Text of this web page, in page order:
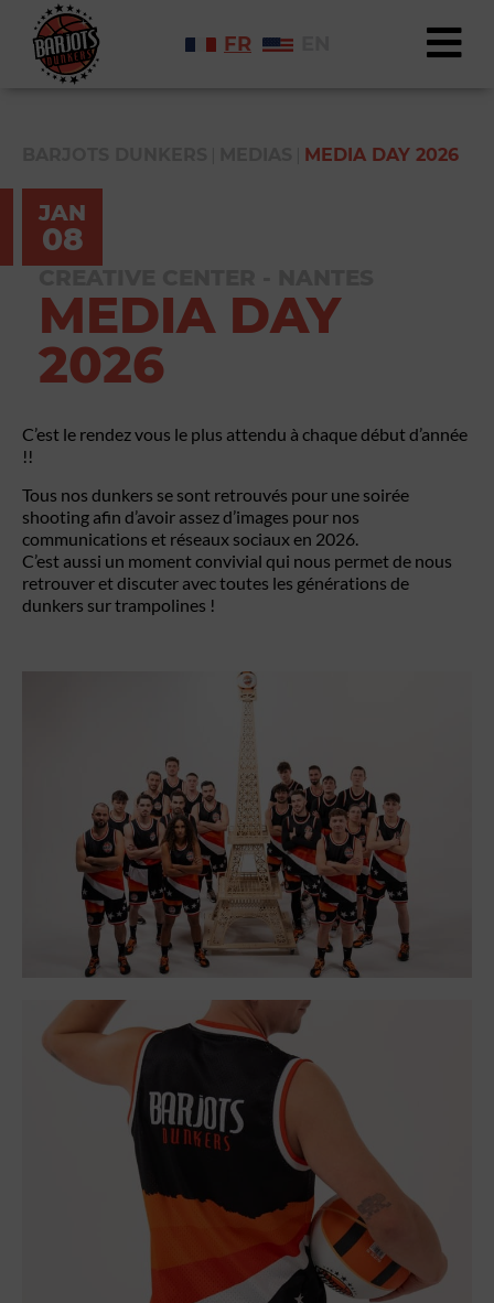
FR
MEDIA DAY 2026
JAN
08
MEDIA DAY
2026
C’est le rendez vous le plus attendu à chaque début d’année
!!
Tous nos dunkers se sont retrouvés pour une soirée
shooting afin d’avoir assez d’images pour nos
communications et réseaux sociaux en 2026.
C’est aussi un moment convivial qui nous permet de nous
retrouver et discuter avec toutes les générations de
dunkers sur trampolines !